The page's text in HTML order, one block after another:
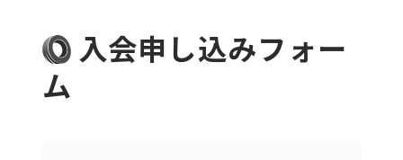
入会申し込みフォー
ム